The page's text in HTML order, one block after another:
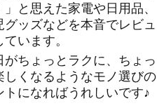
」と思えた家電や日用品、
グッズなどを本音でレビュ
ています。
がちょっとラクに、ちょっ
しくなるようなモノ選びの
トになればうれしいです♪